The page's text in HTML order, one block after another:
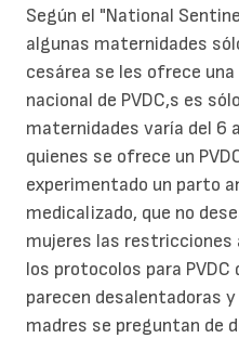
Según el "National
algunas maternidades
cesárea se les ofrece
nacional de PVDC,s es
maternidades varía del 6
quienes se ofrece un
experimentado un parto
medicalizado, que no
mujeres las
los protocolos para
parecen desalentadoras
madres se preguntan de